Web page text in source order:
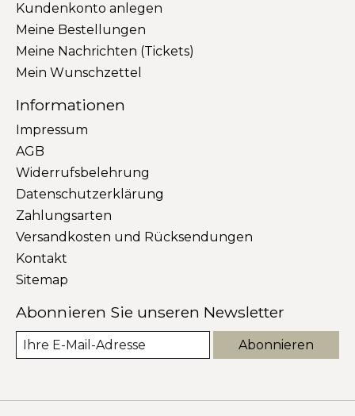
Kundenkonto anlegen
Meine Bestellungen
Meine Nachrichten (Tickets)
Mein Wunschzettel
Informationen
Impressum
AGB
Widerrufsbelehrung
Datenschutzerklärung
Zahlungsarten
Versandkosten und Rücksendungen
Kontakt
Sitemap
Abonnieren Sie unseren Newsletter
Abonnieren